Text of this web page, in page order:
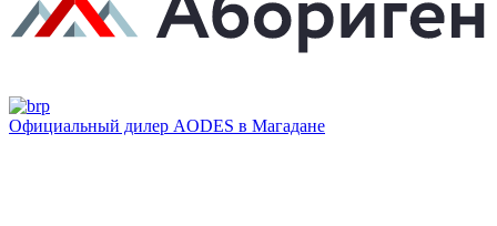
Официальный дилер AODES в Магадане